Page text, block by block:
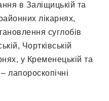
в Заліщицькій та
лікарнях,
суглобів
Чортківській
у Кременецькій та
лапороскопічні